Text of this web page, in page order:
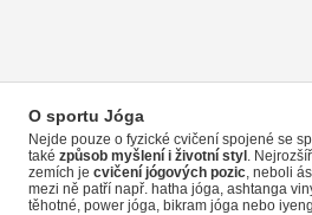
O sportu Jóga
Nejde pouze o fyzické cvičení spojené se
také způsob myšlení i životní styl .
zemích je cvičení jógových pozic , neboli
mezi ně patří např. hatha jóga, ashtanga
těhotné, power jóga, bikram jóga nebo